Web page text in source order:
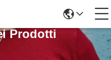
Prodotti